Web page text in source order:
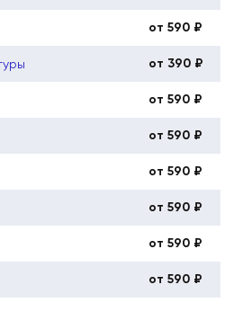
от 590 ₽
от 390 ₽
от 590 ₽
от 590 ₽
от 590 ₽
от 590 ₽
от 590 ₽
от 590 ₽